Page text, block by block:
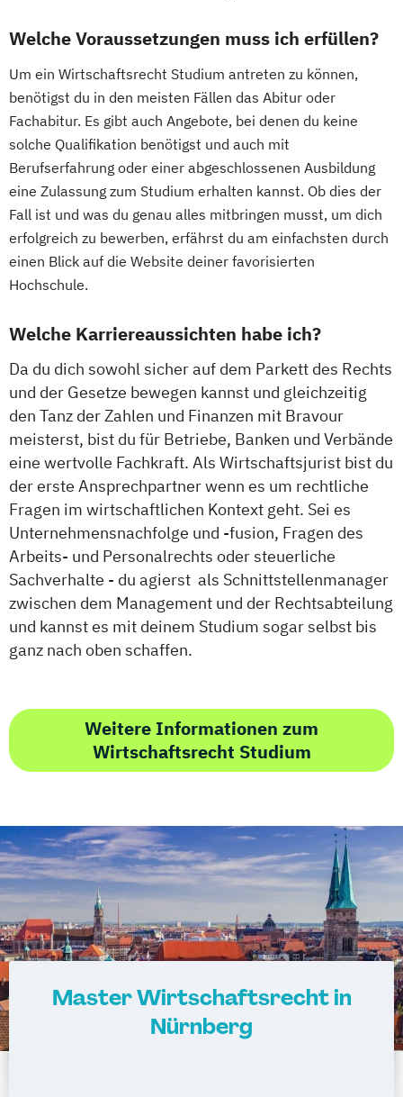
Welche Voraussetzungen muss ich erfüllen?
Um ein Wirtschaftsrecht Studium antreten zu können,
benötigst du in den meisten Fällen das Abitur oder
Fachabitur. Es gibt auch Angebote, bei denen du keine
solche Qualifikation benötigst und auch mit
Berufserfahrung oder einer abgeschlossenen Ausbildung
eine Zulassung zum Studium erhalten kannst. Ob dies der
Fall ist und was du genau alles mitbringen musst, um dich
erfolgreich zu bewerben, erfährst du am einfachsten durch
einen Blick auf die Website deiner favorisierten
Hochschule.
Welche Karriereaussichten habe ich?
Da du dich sowohl sicher auf dem Parkett des Rechts
und der Gesetze bewegen kannst und gleichzeitig
den Tanz der Zahlen und Finanzen mit Bravour
meisterst, bist du für Betriebe, Banken und Verbände
eine wertvolle Fachkraft. Als Wirtschaftsjurist bist du
der erste Ansprechpartner wenn es um rechtliche
Fragen im wirtschaftlichen Kontext geht. Sei es
Unternehmensnachfolge und -fusion, Fragen des
Arbeits- und Personalrechts oder steuerliche
Sachverhalte - du agierst als Schnittstellenmanager
zwischen dem Management und der Rechtsabteilung
und kannst es mit deinem Studium sogar selbst bis
ganz nach oben schaffen.
Weitere Informationen zum
Wirtschaftsrecht Studium
Master Wirtschaftsrecht in
Nürnberg